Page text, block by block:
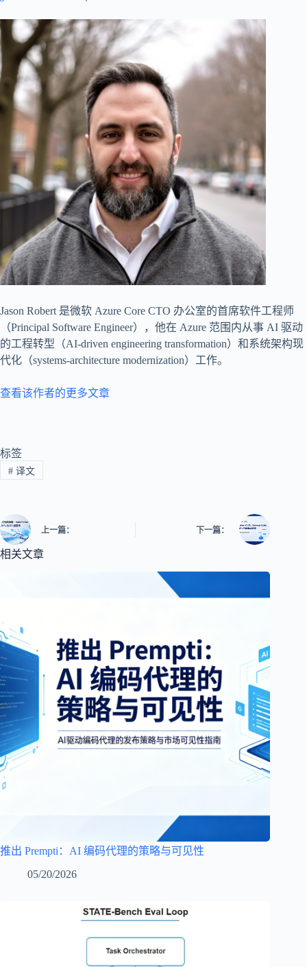
Jason Robert 是微软 Azure Core CTO 办公室的首席软件工程师
（Principal Software Engineer），他在 Azure 范围内从事 AI 驱动
的工程转型（AI-driven engineering transformation）和系统架构现
代化（systems-architecture modernization）工作。
查看该作者的更多文章
标签
#译文
上一篇： 下一篇：
相关文章
推出 Prempti：AI 编码代理的策略与可见性
05/20/2026